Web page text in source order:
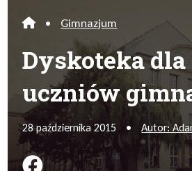
Home
• Gimnazjum
Dyskoteka dla
uczniów
28 października 2015 • Autor:
Podziel się